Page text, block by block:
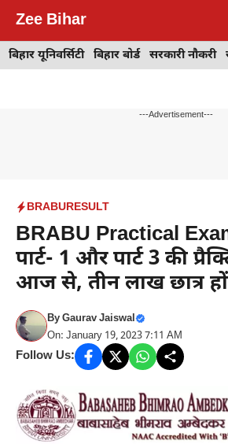
content
Zee Bihar
बिहार यूनिवर्सिटी बिहार बोर्ड सरकारी नौकरी
---Advertisement---
BRABURESULT
BRABU Practical
पार्ट- 1 और पार्ट 3 की
आज से, तीन लाख छात्र
ByGaurav Jaiswal
On: January 19, 2023 7:11 AM
Follow Us: